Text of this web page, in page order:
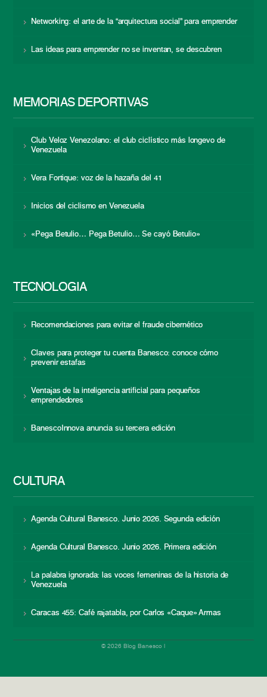
Networking: el arte de la “arquitectura social” para emprender
Las ideas para emprender no se inventan, se descubren
MEMORIAS DEPORTIVAS
Club Veloz Venezolano: el club ciclístico más longevo de
Venezuela
Vera Fortique: voz de la hazaña del 41
Inicios del ciclismo en Venezuela
«Pega Betulio… Pega Betulio… Se cayó Betulio»
TECNOLOGÍA
Recomendaciones para evitar el fraude cibernético
Claves para proteger tu cuenta Banesco: conoce cómo
prevenir estafas
Ventajas de la inteligencia artificial para pequeños
emprendedores
BanescoInnova anuncia su tercera edición
CULTURA
Agenda Cultural Banesco. Junio 2026. Segunda edición
Agenda Cultural Banesco. Junio 2026. Primera edición
La palabra ignorada: las voces femeninas de la historia de
Venezuela
Caracas 455: Café rajatabla, por Carlos «Caque» Armas
© 2026 Blog Banesco |